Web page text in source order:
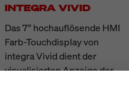
INTEGRA VIVID
Das 7“ hochauflösende HMI
Farb-Touchdisplay von
integra Vivid dient der
visualisierten Anzeige der